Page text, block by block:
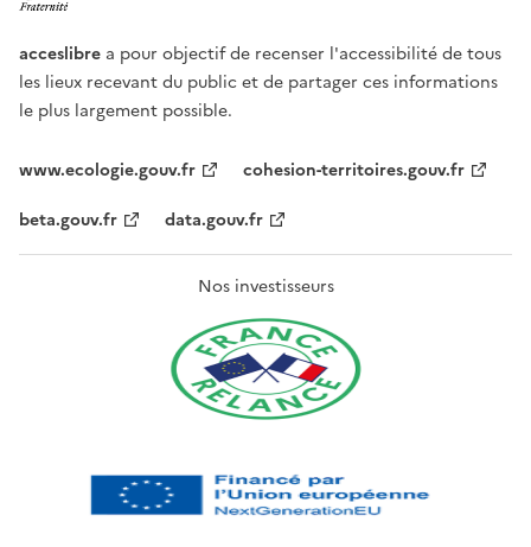
acceslibre a pour objectif de recenser l'accessibilité de tous
les lieux recevant du public et de partager ces informations
le plus largement possible.
www.ecologie.gouv.fr
cohesion-territoires.gouv.fr
beta.gouv.fr
data.gouv.fr
Nos investisseurs